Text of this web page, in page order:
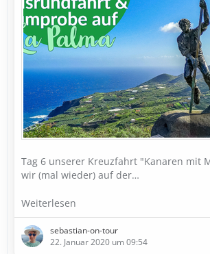
Tag 6 unserer Kreuzfahrt "Kanaren mit
wir (mal wieder) auf der…
Weiterlesen
sebastian-on-tour
22. Januar 2020 um 09:54